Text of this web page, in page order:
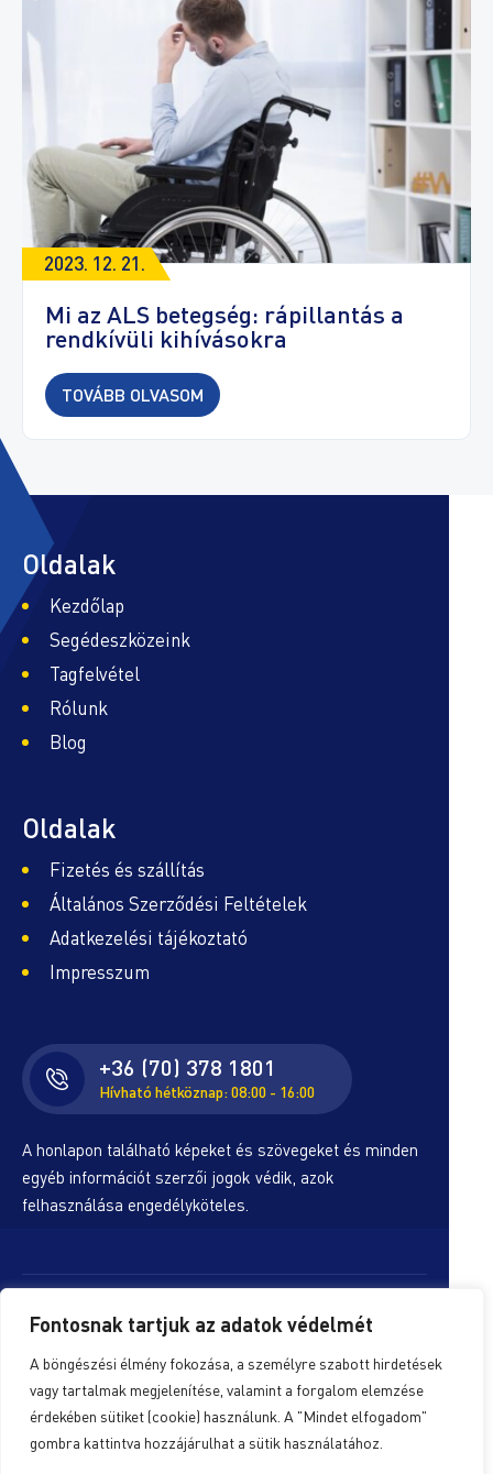
Fontosnak tartjuk az adatok védelmét
A böngészési élmény fokozása, a személyre szabott hirdetések
vagy tartalmak megjelenítése, valamint a forgalom elemzése
érdekében sütiket (cookie) használunk. A "Mindet elfogadom"
gombra kattintva hozzájárulhat a sütik használatához.
2023. 12. 21.
Mi az ALS betegség: rápillantás a
rendkívüli kihívásokra
TOVÁBB OLVASOM
+36 (70) 378 1801
Hívható hétköznap: 08:00 - 16:00
A honlapon található képeket és szövegeket és minden
egyéb információt szerzői jogok védik, azok
felhasználása engedélyköteles.
Oldalak
Kezdőlap
Segédeszközeink
Tagfelvétel
Rólunk
Blog
Oldalak
Fizetés és szállítás
Általános Szerződési Feltételek
Adatkezelési tájékoztató
Impresszum
© Copyright 2026. ALS-Amiben Lehet, Segítünk!
Készítette:
Digitalform